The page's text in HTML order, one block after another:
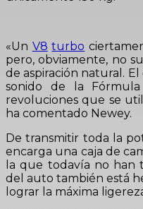
«Un V8 turbo
pero, obviamente, no
de aspiración natural.
sonido de la
revoluciones que se
ha comentado Newey.
De transmitir toda la
encarga una caja de
la que todavía no han
del auto también está
lograr la máxima